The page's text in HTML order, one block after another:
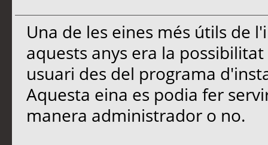
Una de les eines més útils de
aquests anys era la
usuari des del programa
Aquesta eina es podia fer
manera administrador o no.